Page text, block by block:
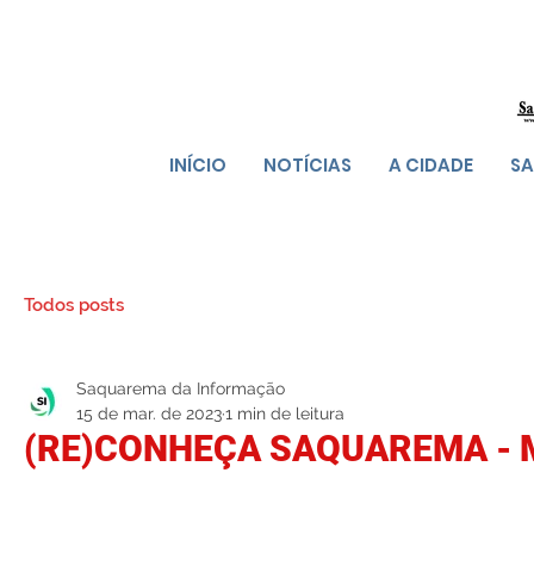
INÍCIO NOTÍCIAS A CIDADE
Todos posts
(RE)CONHEÇA SAQUAREMA -
Saquarema da Informação
15 de mar. de 20231 min de leitura